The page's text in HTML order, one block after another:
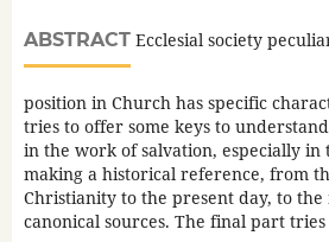
ABSTRACTEcclesial society
position in Church has specific
tries to offer some keys to
in the work of salvation, especially
making a historical reference, from
Christianity to the present day, to
canonical sources. The final part